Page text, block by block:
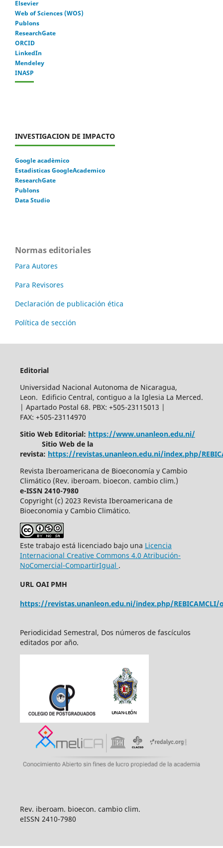
Elsevier
Web of Sciences (WOS)
Publons
ResearchGate
ORCID
LinkedIn
Mendeley
INASP
INVESTIGACION DE IMPACTO
Google acadèmico
Estadisticas GoogleAcademico
ResearchGate
Publons
Data Studio
Normas editoriales
Para Autores
Para Revisores
Declaración de publicación ética
Política de sección
Editorial
Universidad Nacional Autonoma de Nicaragua,
Leon. Edificio Central, contiguo a la Iglesia La Merced.
| Apartado Postal 68. PBX: +505-23115013 |
FAX: +505-23114970
Sitio Web Editorial: https://www.unanleon.edu.ni/
Sitio Web de la
revista: https://revistas.unanleon.edu.ni/index.php/
Revista Iberoamericana de Bioeconomía y Cambio
Climático (Rev. iberoam. bioecon. cambio clim.)
e-ISSN 2410-7980
Copyright (c) 2023 Revista Iberoamericana de
Bioeconomia y Cambio Climático.
Este trabajo está licenciado bajo una Licencia
Internacional Creative Commons 4.0 Atribución-
NoComercial-CompartirIgual .
URL OAI PMH
https://revistas.unanleon.edu.ni/index.php/REBICAMCLI/
Periodicidad Semestral, Dos números de fascículos
editados por año.
Rev. iberoam. bioecon. cambio clim.
eISSN 2410-7980